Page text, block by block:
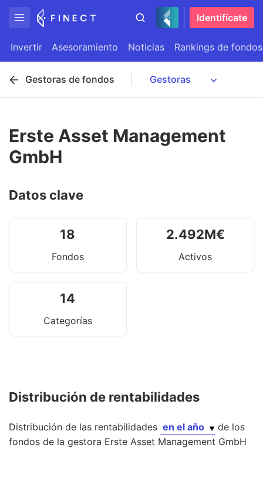
Identifícate
Invertir Asesoramiento Noticias Rankings de fondos
Gestoras de fondos
Erste Asset Management
GmbH
Datos clave
18
Fondos
2.492M€
Activos
14
Categorías
Distribución de rentabilidades
Distribución de las rentabilidades en el año
de los
fondos de la gestora Erste Asset Management GmbH